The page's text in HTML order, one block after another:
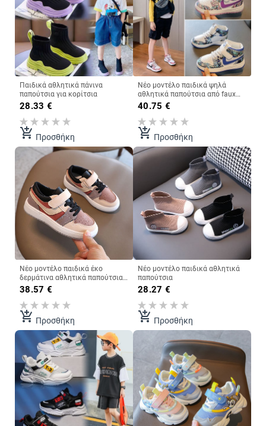
Παιδικά αθλητικά πάνινα
παπούτσια για κορίτσια
28.33 €
add_shopping_cart Προσθήκη
Νέο μοντέλο παιδικά ψηλά
αθλητικά παπούτσια από faux
δέρμα με επίπεδη σόλα
40.75 €
add_shopping_cart Προσθήκη
Νέο μοντέλο παιδικά έκο
δερμάτινα αθλητικά παπούτσια
με επίπεδη σόλα για κορίτσια
38.57 €
add_shopping_cart Προσθήκη
Νέο μοντέλο παιδικά αθλητικά
παπούτσια
28.27 €
add_shopping_cart Προσθήκη